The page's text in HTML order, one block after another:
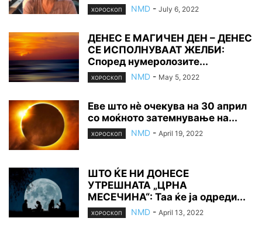
ХОРОСКОП NMD - July 6, 2022
ДЕНЕС Е МАГИЧЕН ДЕН – ДЕНЕС
СЕ ИСПОЛНУВААТ ЖЕЛБИ:
Според нумеролозите...
ХОРОСКОП NMD - May 5, 2022
Еве што нè очекува на 30 април
со моќното затемнување на...
ХОРОСКОП NMD - April 19, 2022
ШТО ЌЕ НИ ДОНЕСЕ
УТРЕШНАТА „ЦРНА
МЕСЕЧИНА“: Таа ќе ја одреди...
ХОРОСКОП NMD - April 13, 2022